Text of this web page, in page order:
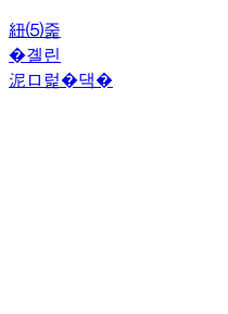
紐⑸줉
�곌린
泥ロ럹�댁�